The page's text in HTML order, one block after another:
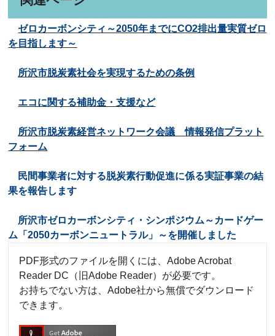
ゼロカーボンシティ～2050年までにCO2排出量実質ゼロ
を目指します～
所沢市脱炭素社会を実現するための条例
エコに関する補助金・支援など
所沢市脱炭素経営ネットワーク会議 情報発信プラット
フォーム
民間事業者に対する脱炭素行動促進に係る実証事業の結
果を報告します
所沢市ゼロカーボンシティ・シンポジウム～カードゲー
ム「2050カーボンニュートラル」～を開催しました
PDF形式のファイルを開くには、Adobe Acrobat
Reader DC（旧Adobe Reader）が必要です。
お持ちでない方は、Adobe社から無償でダウンロード
できます。